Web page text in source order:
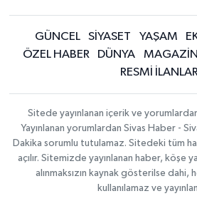
GÜNCEL SİYASET YAŞAM
ÖZEL HABER
DÜNYA MAGAZİN
RESMİ
Sitede yayınlanan içerik ve
Yayınlanan yorumlardan Sivas Haber -
Dakika sorumlu tutulamaz. Sitedeki tüm
açılır. Sitemizde yayınlanan haber, köşe
alınmaksızın kaynak gösterilse
kullanılamaz ve